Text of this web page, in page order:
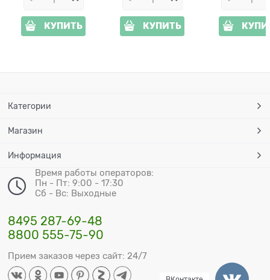
КУПИТЬ КУПИТЬ
Категории
Магазин
Информация
Время работы операторов:
Пн - Пт: 9:00 - 17:30
Сб - Вс: Выходные
8495 287-69-48
8800 555-75-90
Прием заказов через сайт: 24/7